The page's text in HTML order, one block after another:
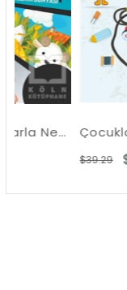
Soru ve Cevaplarla Neden Niçin Nasıl?
$16.73